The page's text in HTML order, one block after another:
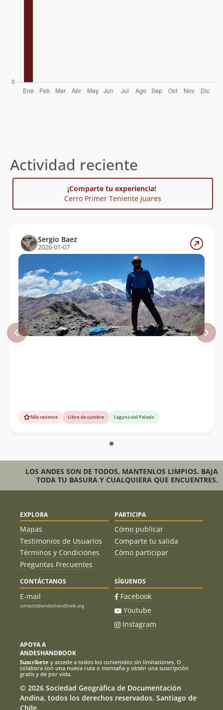
Actividad reciente
¡Comparte tu experiencia!
Cerro Primer Teniente Juares
Sergio Baez
2026-01-07
Más reciente Libro de cumbre Laguna del Pelado
LOS ANDES SON DE TODOS, MANTENLOS LIMPIOS. BAJA
TODA TU BASURA Y CUALQUIERA QUE ENCUENTRES.
EXPLORA
Mapas
Testimonios de Usuarios
Términos y Condiciones
Preguntas Frecuentes
PARTICIPA
Cómo publicar
Comparte tu salida
Cómo participar
CONTÁCTANOS
E-mail
contacto@andeshandbook.org
SÍGUENOS
Facebook
Youtube
Instagram
APOYA A
ANDESHANDBOOK
Suscríbete y accede a todos los contenidos sin limitaciones. O
colabora con una nueva ruta o montaña y obtén una suscripción
gratis y de por vida.
© 2026 Sociedad Geográfica de Documentación
Andina, todos los derechos reservados. Santiago de
Chile.